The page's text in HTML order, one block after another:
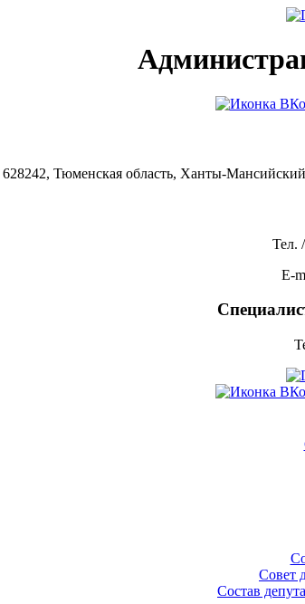
628242, Тюменская область, Ханты-
Тел.
E-
Совет
Состав